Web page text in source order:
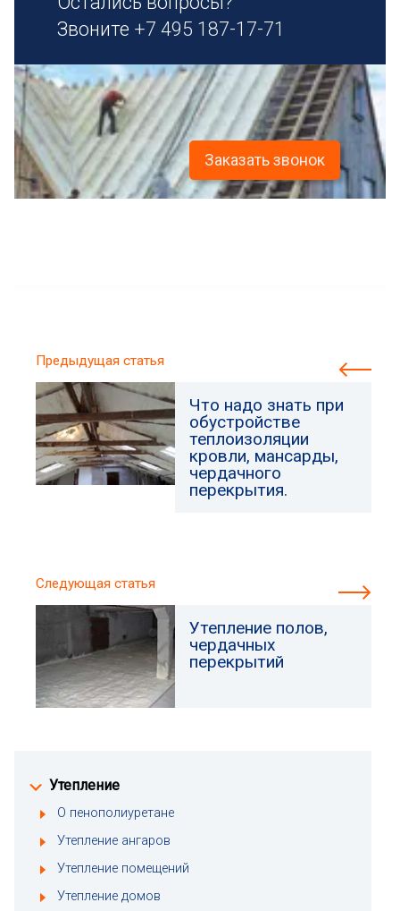
Звоните +7 495 187-17-71
Заказать звонок
Утепление
О пенополиуретане
Утепление ангаров
Утепление помещений
Утепление домов
Предыдущая статья
Что надо знать при
обустройстве
теплоизоляции
кровли, мансарды,
чердачного
перекрытия.
Следующая статья
Утепление полов,
чердачных
перекрытий